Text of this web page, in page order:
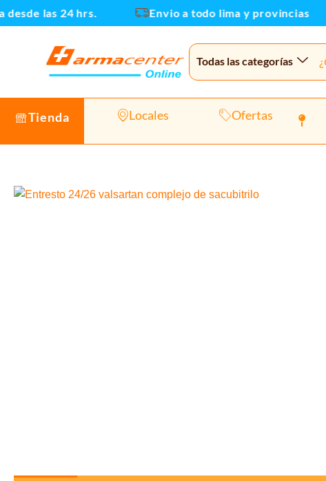
al
las 24 hrs. Envio a todo lima y provincias
Todas las categorías
Tienda Locales Ofertas